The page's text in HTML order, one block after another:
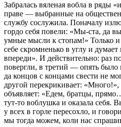
Забралась вяленая вобла в ряды
праве — выбранные на
службу сослужила. Поначалу
гордо себя повели: «Мы-ста, да
умные мысли к стопам!» Только
себе скромненько в углу и
впереди». И действительно: раз
повергли, в третий — опять было
да концов с концами свести не
другой перекрикивает: «Много!»,
объявляет: «Едем, братцы,
тут-то воблушка и оказала себя.
у всех в горле пересохло, и
мы тогда можем, коли нас